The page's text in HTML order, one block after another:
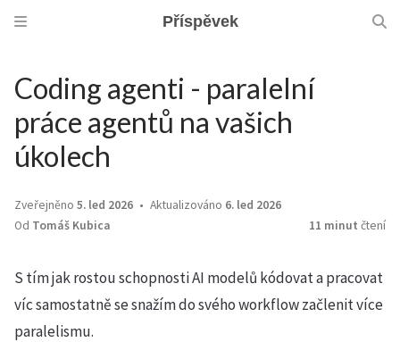
Příspěvek
Coding agenti - paralelní
práce agentů na vašich
úkolech
Zveřejněno 5. led 2026 Aktualizováno 6. led 2026
Od Tomáš Kubica 11 minut čtení
S tím jak rostou schopnosti AI modelů kódovat a pracovat
víc samostatně se snažím do svého workflow začlenit více
paralelismu.